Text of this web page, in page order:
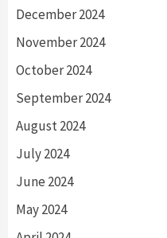
December 2024
November 2024
October 2024
September 2024
August 2024
July 2024
June 2024
May 2024